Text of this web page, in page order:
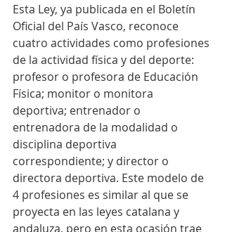
Esta Ley, ya publicada en el Boletín
Oficial del País Vasco, reconoce
cuatro actividades como profesiones
de la actividad física y del deporte:
profesor o profesora de Educación
Física; monitor o monitora
deportiva; entrenador o
entrenadora de la modalidad o
disciplina deportiva
correspondiente; y director o
directora deportiva. Este modelo de
4 profesiones es similar al que se
proyecta en las leyes catalana y
andaluza, pero en esta ocasión trae